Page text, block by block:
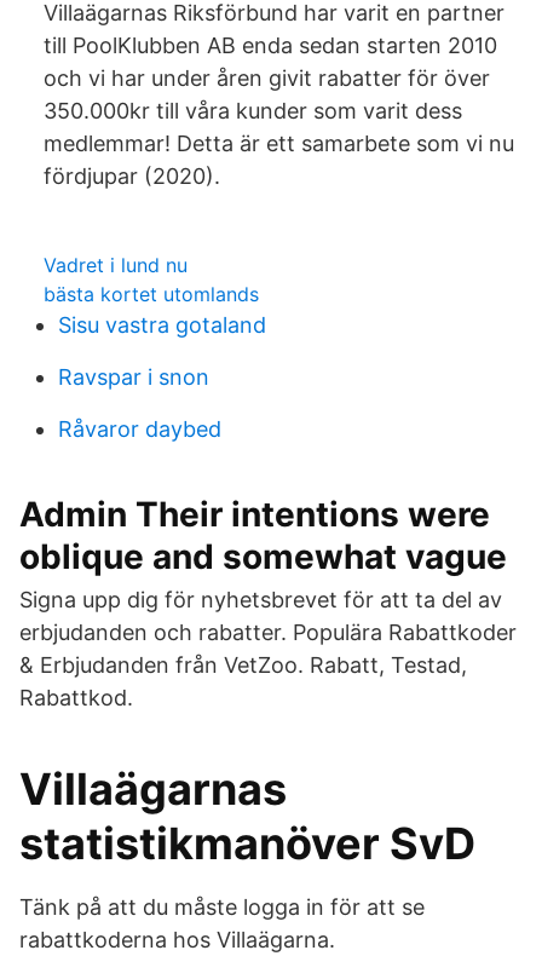
Villaägarnas Riksförbund har varit en partner
till PoolKlubben AB enda sedan starten 2010
och vi har under åren givit rabatter för över
350.000kr till våra kunder som varit dess
medlemmar! Detta är ett samarbete som vi nu
fördjupar (2020).
Vadret i lund nu
bästa kortet utomlands
Sisu vastra gotaland
Ravspar i snon
Råvaror daybed
Admin Their intentions were
oblique and somewhat vague
Signa upp dig för nyhetsbrevet för att ta del av
erbjudanden och rabatter. Populära Rabattkoder
& Erbjudanden från VetZoo. Rabatt, Testad,
Rabattkod.
Villaägarnas
statistikmanöver SvD
Tänk på att du måste logga in för att se
rabattkoderna hos Villaägarna.